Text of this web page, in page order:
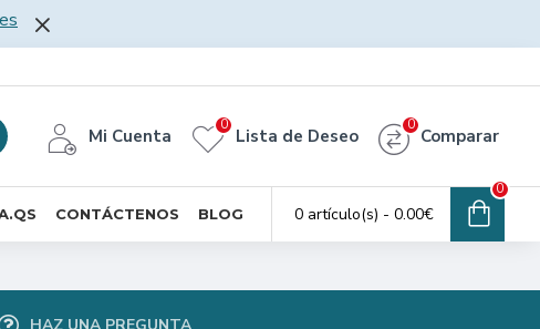
Mi Cuenta Lista de Deseo
0
Comparar
0
CONTÁCTENOS BLOG 0 artículo(s) - 0.00€
0
HAZ UNA PREGUNTA